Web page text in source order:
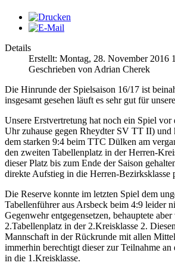
Details
Erstellt: Montag, 28. November 2016
Geschrieben von Adrian Cherek
Die Hinrunde der Spielsaison 16/17 ist
insgesamt gesehen läuft es sehr gut für
Unsere Erstvertretung hat noch ein Spiel
Uhr zuhause gegen Rheydter SV TT II) und
dem starken 9:4 beim TTC Dülken am
den zweiten Tabellenplatz in der Herren-
dieser Platz bis zum Ende der Saison
direkte Aufstieg in die Herren-Bezirksklasse
Die Reserve konnte im letzten Spiel dem
Tabellenführer aus Arsbeck beim 4:9 leider
Gegenwehr entgegensetzen, behauptete
2.Tabellenplatz in der 2.Kreisklasse 2.
Mannschaft in der Rückrunde mit allen
immerhin berechtigt dieser zur Teilnahme an
in die 1.Kreisklasse.